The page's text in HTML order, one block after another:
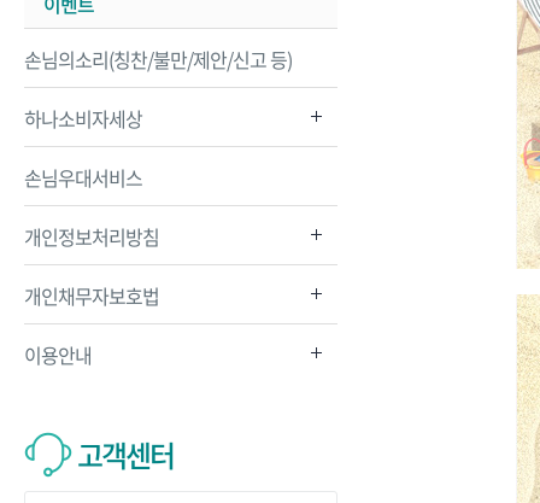
손님의소리(칭찬/불만/제안/신고 등)
하나소비자세상
손님우대서비스
개인정보처리방침
개인채무자보호법
이용안내
고객센터